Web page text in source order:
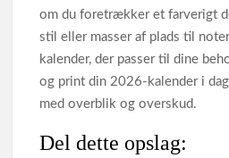
om du foretrækker et farverigt
stil eller masser af plads til
kalender, der passer til dine
og print din 2026‑kalender i
med overblik og overskud.
Del dette opslag: